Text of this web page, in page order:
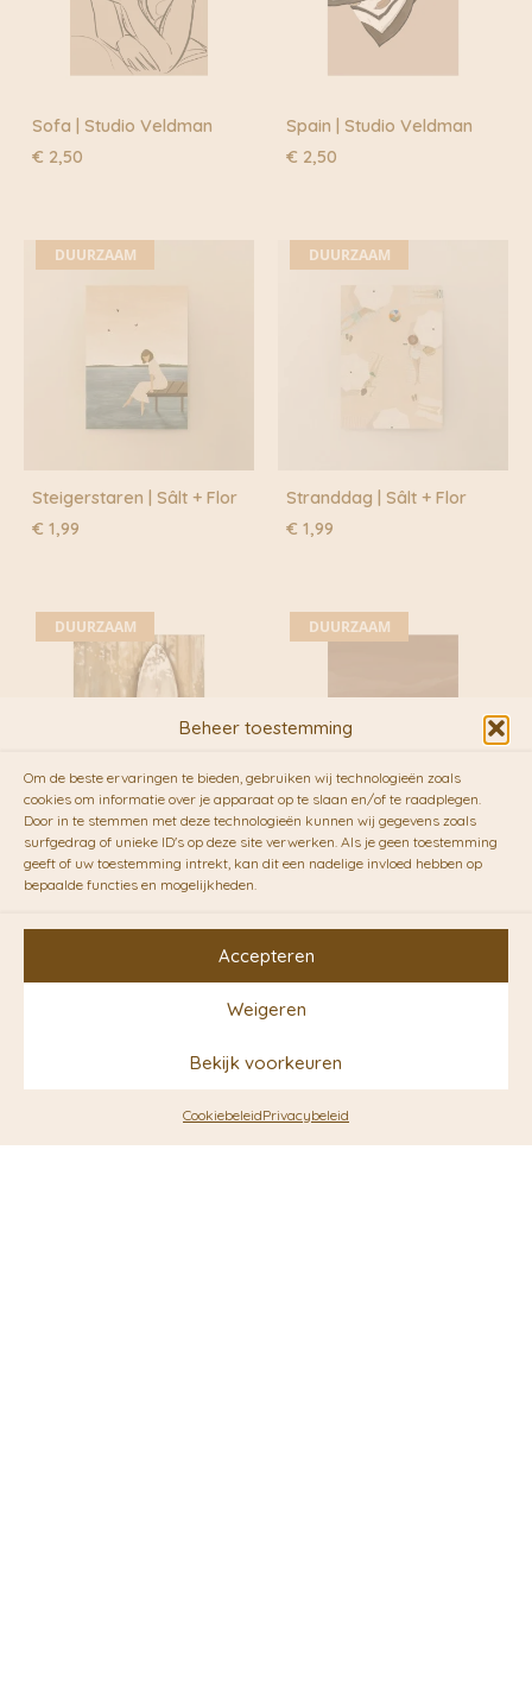
Beheer toestemming
Om de beste ervaringen te bieden, gebruiken wij technologieën zoals
cookies om informatie over je apparaat op te slaan en/of te raadplegen.
Door in te stemmen met deze technologieën kunnen wij gegevens zoals
surfgedrag of unieke ID's op deze site verwerken. Als je geen toestemming
geeft of uw toestemming intrekt, kan dit een nadelige invloed hebben op
bepaalde functies en mogelijkheden.
Accepteren
Weigeren
Bekijk voorkeuren
CookiebeleidPrivacybeleid
Sofa | Studio Veldman
€ 2,50
Spain | Studio Veldman
€ 2,50
DUURZAAM
Steigerstaren | Sâlt + Flor
€ 1,99
DUURZAAM
Stranddag | Sâlt + Flor
€ 1,99
DUURZAAM
Surfing | Studio Veldman
DUURZAAM
Swans | Studio Veldman